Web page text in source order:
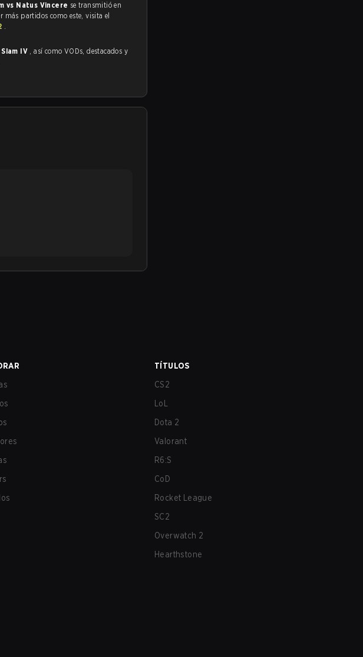
vs Natus Vincere se transmitió en
más partidos como este, visita el
.
Slam IV , así como VODs, destacados y
TÍTULOS
CS2
LoL
Dota 2
Valorant
R6:S
CoD
Rocket League
SC2
Overwatch 2
Hearthstone